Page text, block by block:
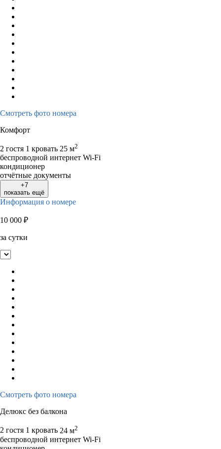
Смотреть фото номера
Комфорт
2 гостя 1 кровать 25 м2
беспроводной интернет Wi-Fi
кондиционер
отчётные документы
+7
показать ещё
Информация о номере
10 000 ₽
за сутки
Смотреть фото номера
Делюкс без балкона
2 гостя 1 кровать 24 м2
беспроводной интернет Wi-Fi